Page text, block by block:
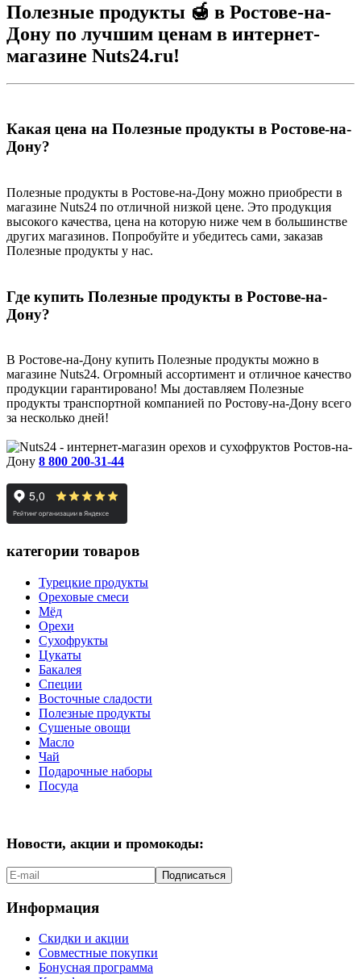
Полезные продукты 🍯 в Ростове-на-
Дону по лучшим ценам в интернет-
магазине Nuts24.ru!
Какая цена на Полезные продукты в Ростове-на-
Дону?
Полезные продукты в Ростове-на-Дону можно приобрести в
магазине Nuts24 по отличной низкой цене. Это продукция
высокого качества, цена на которую ниже чем в большинстве
других магазинов. Попробуйте и убедитесь сами, заказав
Полезные продукты у нас.
Где купить Полезные продукты в Ростове-на-
Дону?
В Ростове-на-Дону купить Полезные продукты можно в
магазине Nuts24. Огромный ассортимент и отличное качество
продукции гарантировано! Мы доставляем Полезные
продукты транспортной компанией по Ростову-на-Дону всего
за несколько дней!
Ростов-на-
Дону 8 800 200-31-44
категории товаров
Турецкие продукты
Ореховые смеси
Мёд
Орехи
Сухофрукты
Цукаты
Бакалея
Специи
Восточные сладости
Полезные продукты
Сушеные овощи
Масло
Чай
Подарочные наборы
Посуда
Новости, акции и промокоды:
Подписаться
Информация
Скидки и акции
Совместные покупки
Бонусная программа